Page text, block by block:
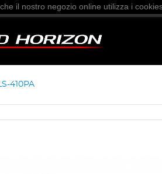
il nostro negozio online utilizza i
410PA